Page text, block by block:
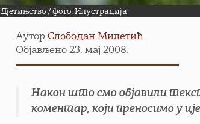
Дјетињство / фото: Илустрација
АуторСлободан Милетић
Објављено 23. мај 2008.
Након што смо објавили текст
коментар, који преносимо у